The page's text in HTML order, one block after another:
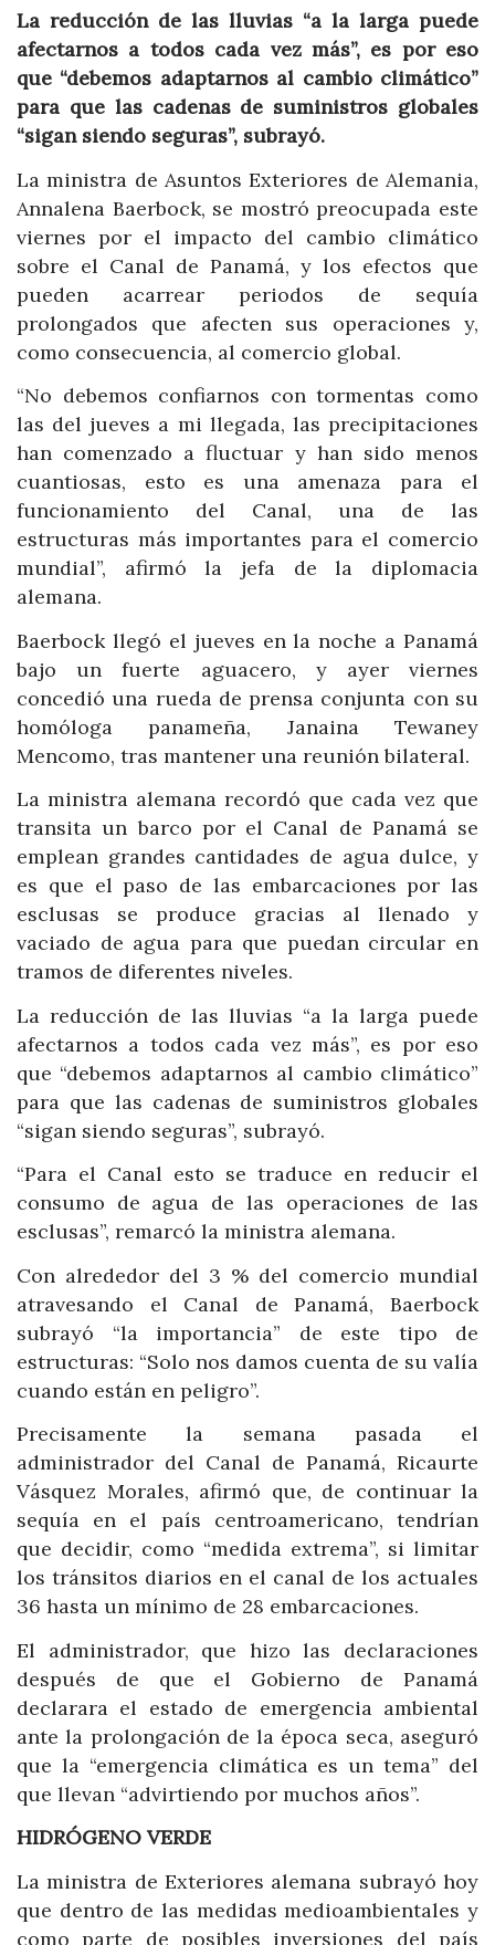
La reducción de las lluvias “a la larga puede
afectarnos a todos cada vez más”, es por eso
que “debemos adaptarnos al cambio climático”
para que las cadenas de suministros globales
“sigan siendo seguras”, subrayó.
La ministra de Asuntos Exteriores de Alemania,
Annalena Baerbock, se mostró preocupada este
viernes por el impacto del cambio climático
sobre el Canal de Panamá, y los efectos que
pueden acarrear periodos de sequía
prolongados que afecten sus operaciones y,
como consecuencia, al comercio global.
“No debemos confiarnos con tormentas como
las del jueves a mi llegada, las precipitaciones
han comenzado a fluctuar y han sido menos
cuantiosas, esto es una amenaza para el
funcionamiento del Canal, una de las
estructuras más importantes para el comercio
mundial”, afirmó la jefa de la diplomacia
alemana.
Baerbock llegó el jueves en la noche a Panamá
bajo un fuerte aguacero, y ayer viernes
concedió una rueda de prensa conjunta con su
homóloga panameña, Janaina Tewaney
Mencomo, tras mantener una reunión bilateral.
La ministra alemana recordó que cada vez que
transita un barco por el Canal de Panamá se
emplean grandes cantidades de agua dulce, y
es que el paso de las embarcaciones por las
esclusas se produce gracias al llenado y
vaciado de agua para que puedan circular en
tramos de diferentes niveles.
La reducción de las lluvias “a la larga puede
afectarnos a todos cada vez más”, es por eso
que “debemos adaptarnos al cambio climático”
para que las cadenas de suministros globales
“sigan siendo seguras”, subrayó.
“Para el Canal esto se traduce en reducir el
consumo de agua de las operaciones de las
esclusas”, remarcó la ministra alemana.
Con alrededor del 3 % del comercio mundial
atravesando el Canal de Panamá, Baerbock
subrayó “la importancia” de este tipo de
estructuras: “Solo nos damos cuenta de su valía
cuando están en peligro”.
Precisamente la semana pasada el
administrador del Canal de Panamá, Ricaurte
Vásquez Morales, afirmó que, de continuar la
sequía en el país centroamericano, tendrían
que decidir, como “medida extrema”, si limitar
los tránsitos diarios en el canal de los actuales
36 hasta un mínimo de 28 embarcaciones.
El administrador, que hizo las declaraciones
después de que el Gobierno de Panamá
declarara el estado de emergencia ambiental
ante la prolongación de la época seca, aseguró
que la “emergencia climática es un tema” del
que llevan “advirtiendo por muchos años”.
HIDRÓGENO VERDE
La ministra de Exteriores alemana subrayó hoy
que dentro de las medidas medioambientales y
como parte de posibles inversiones del país